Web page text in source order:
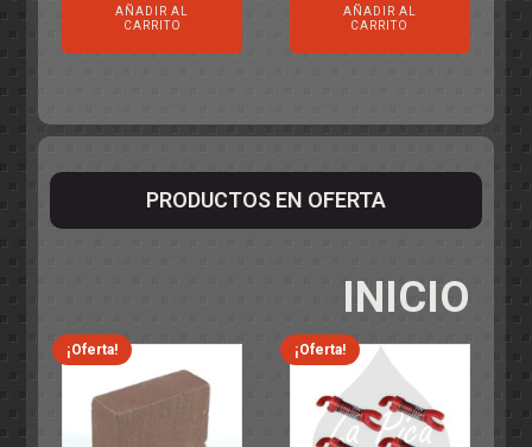
AÑADIR AL
CARRITO
AÑADIR AL
CARRITO
PRODUCTOS EN OFERTA
INICIO
¡Oferta! ¡Oferta!